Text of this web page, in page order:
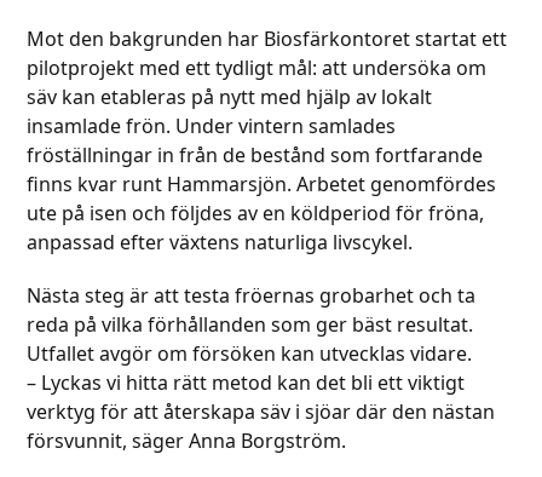
Mot den bakgrunden har Biosfärkontoret startat ett
pilotprojekt med ett tydligt mål: att undersöka om
säv kan etableras på nytt med hjälp av lokalt
insamlade frön. Under vintern samlades
fröställningar in från de bestånd som fortfarande
finns kvar runt Hammarsjön. Arbetet genomfördes
ute på isen och följdes av en köldperiod för fröna,
anpassad efter växtens naturliga livscykel.
Nästa steg är att testa fröernas grobarhet och ta
reda på vilka förhållanden som ger bäst resultat.
Utfallet avgör om försöken kan utvecklas vidare.
– Lyckas vi hitta rätt metod kan det bli ett viktigt
verktyg för att återskapa säv i sjöar där den nästan
försvunnit, säger Anna Borgström.